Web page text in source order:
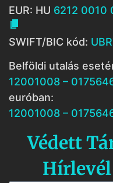
EUR: HU 6212 0010

SWIFT/BIC kód:
Belföldi utalás
12001008 –
euróban:
12001008 –
Védett